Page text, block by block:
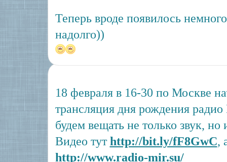
Теперь вроде появилось
надолго))
18 февраля в 16-30 по Москве
трансляция дня рождения
будем вещать не только звук, но
Видео тутhttp://bit.ly/fF8GwC,
http://www.radio-mir.su/